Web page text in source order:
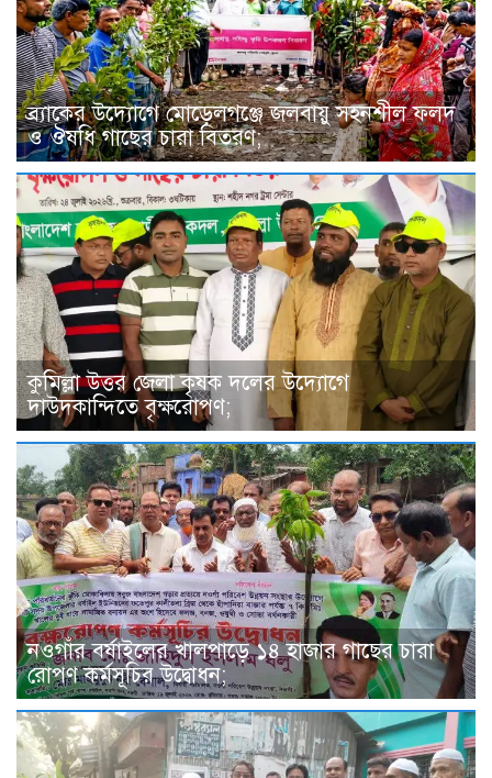
ব্র্যাকের উদ্যোগে মোড়েলগঞ্জে জলবায়ু সহনশীল ফলদ
ও ঔষধি গাছের চারা বিতরণ;
কুমিল্লা উত্তর জেলা কৃষক দলের উদ্যোগে
দাউদকান্দিতে বৃক্ষরোপণ;
নওগাঁর বর্ষাইলের খালপাড়ে ১৪ হাজার গাছের চারা
রোপণ কর্মসূচির উদ্বোধন;